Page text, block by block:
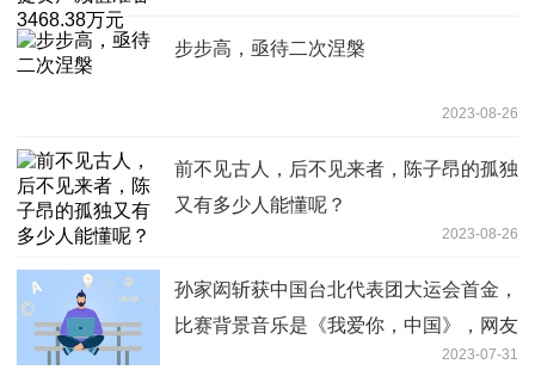
步步高，亟待二次涅槃
2023-08-26
前不见古人，后不见来者，陈子昂的孤独
又有多少人能懂呢？
2023-08-26
孙家闳斩获中国台北代表团大运会首金，
比赛背景音乐是《我爱你，中国》，网友
2023-07-31